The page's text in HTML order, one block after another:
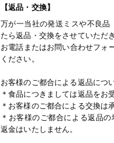
【返品・交換】
万が一当社の発送ミスや不良
たら返品・交換をさせていただ
お電話またはお問い合わせフォ
ください。
お客様のご都合による返品につ
＊食品につきましては返品をお
＊お客様のご都合による交換は
＊お客様のご都合による返品
返金はいたしません。